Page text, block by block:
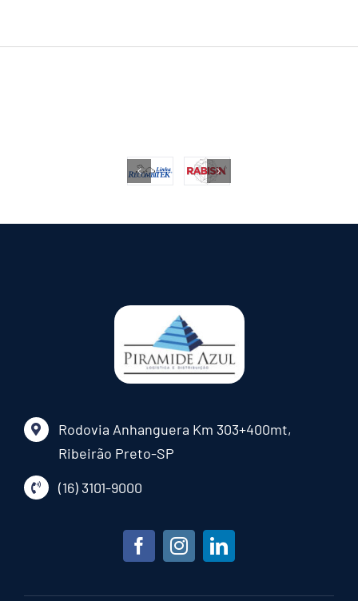
Rodovia Anhanguera Km 303+400mt,
Ribeirão Preto-SP
(16) 3101-9000